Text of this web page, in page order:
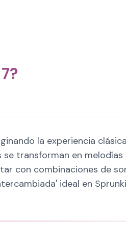
la experiencia
se transforman en melodías
con combinaciones de
ideal en Sprunki